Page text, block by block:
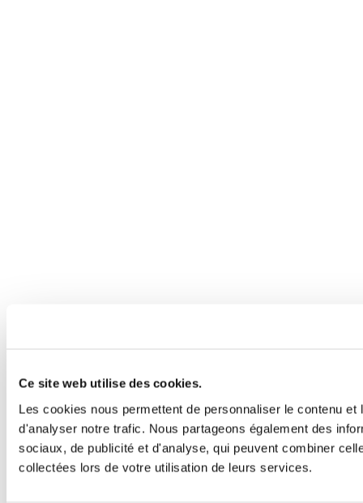
Ce site web utilise des cookies.
Les cookies nous permettent de personnaliser le contenu
d'analyser notre trafic. Nous partageons également des
sociaux, de publicité et d'analyse, qui peuvent combiner
collectées lors de votre utilisation de leurs services.